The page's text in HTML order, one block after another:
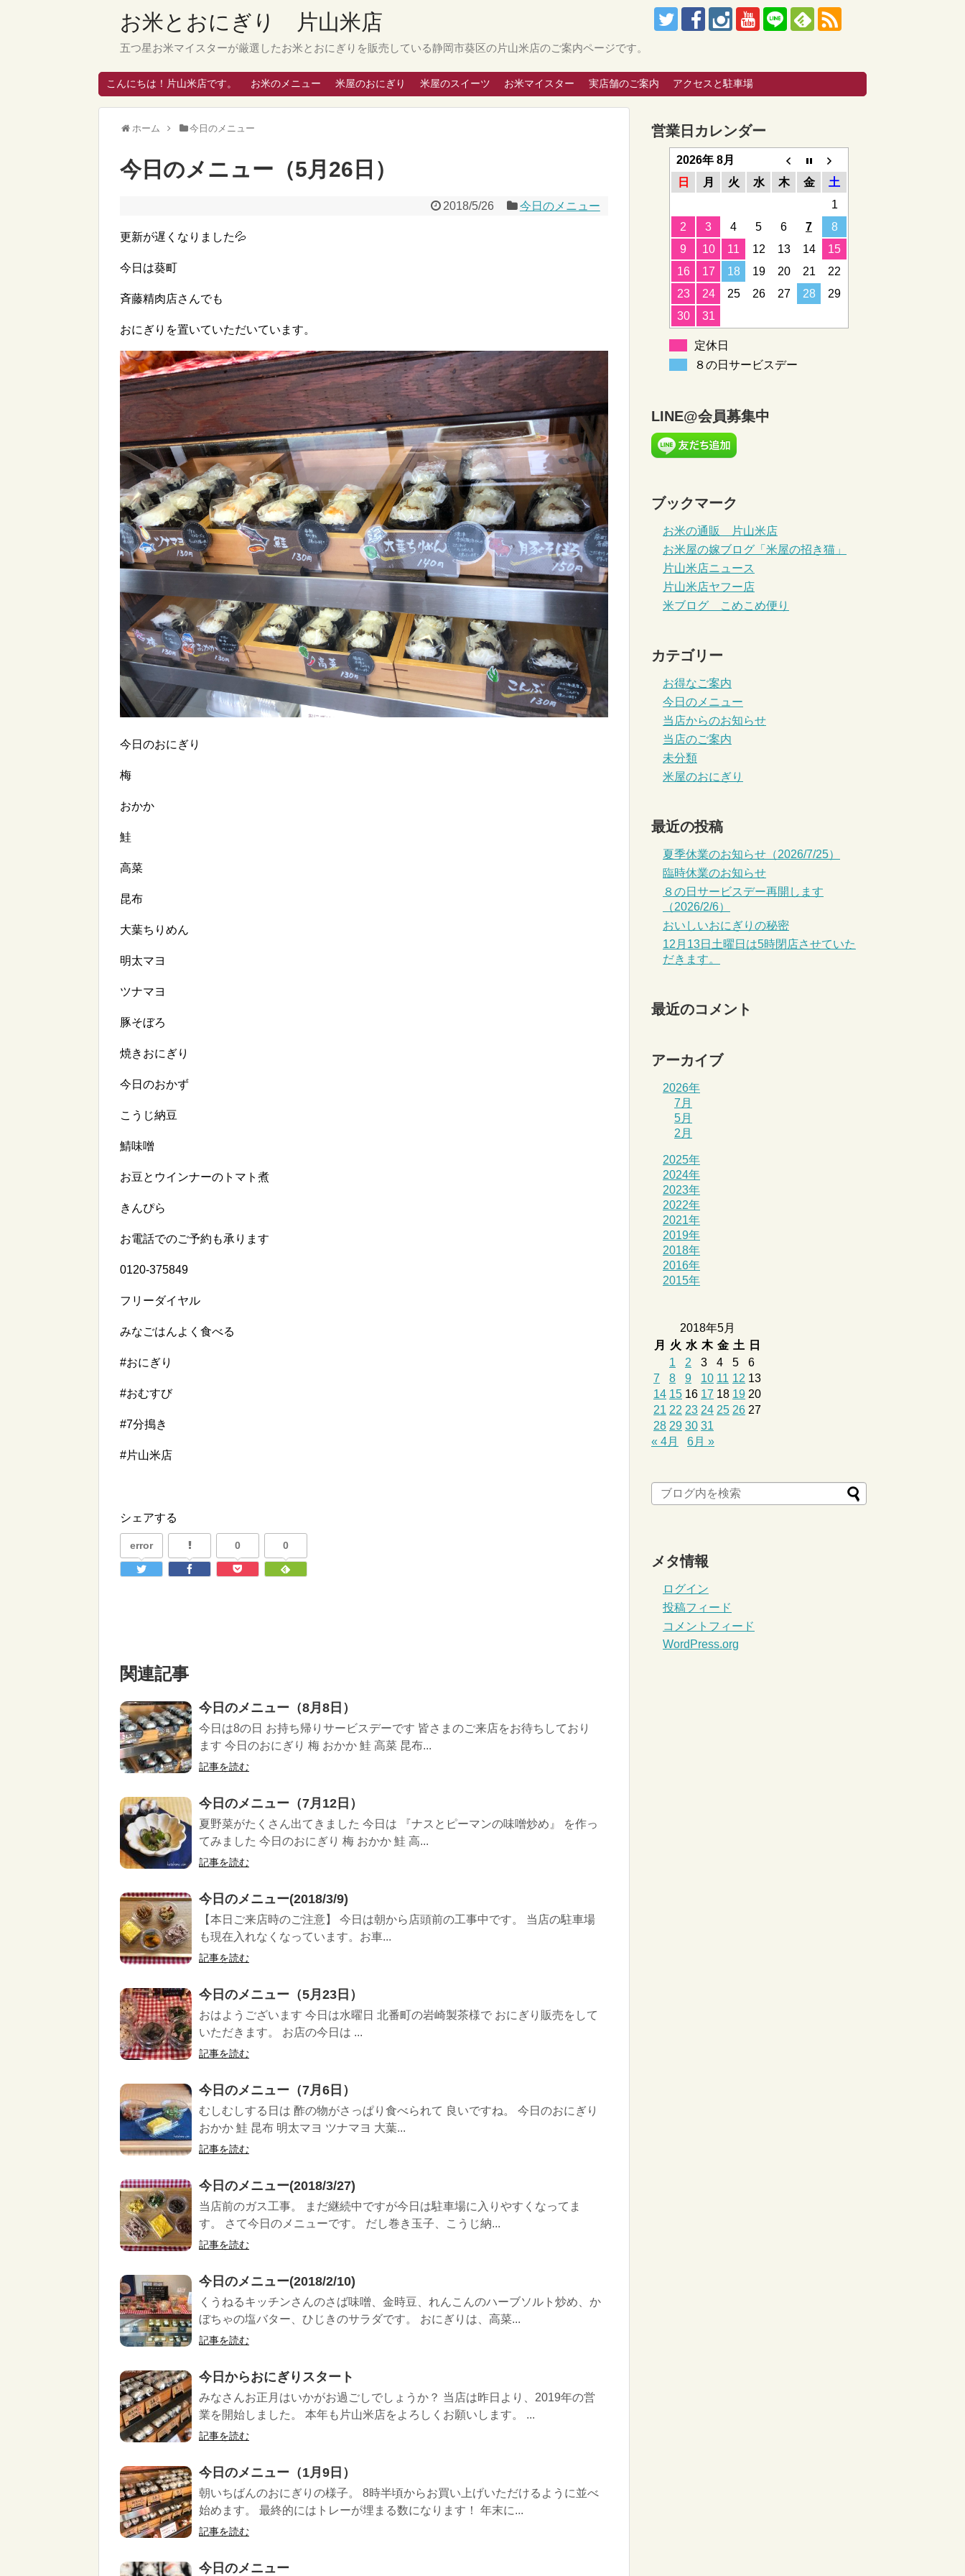
お米とおにぎり 片山米店
五つ星お米マイスターが厳選したお米とおにぎりを販売している静岡市葵区の片山米店のご案内ページです。
こんにちは！片山米店です。 お米のメニュー 米屋のおにぎり 米屋のスイーツ お米マイスター 実店舗のご案内 アクセスと駐車場
ホーム 今日のメニュー
今日のメニュー（5月26日）
2018/5/26 今日のメニュー
更新が遅くなりました💦
今日は葵町
斉藤精肉店さんでも
おにぎりを置いていただいています。
今日のおにぎり
梅
おかか
鮭
高菜
昆布
大葉ちりめん
明太マヨ
ツナマヨ
豚そぼろ
焼きおにぎり
今日のおかず
こうじ納豆
鯖味噌
お豆とウインナーのトマト煮
きんぴら
お電話でのご予約も承ります
0120-375849
フリーダイヤル
みなごはんよく食べる
#おにぎり
#おむすび
#7分搗き
#片山米店
シェアする
error 0 0
関連記事
今日のメニュー（8月8日）
今日は8の日 お持ち帰りサービスデーです 皆さまのご来店をお待ちしており
ます 今日のおにぎり 梅 おかか 鮭 高菜 昆布...
記事を読む
今日のメニュー（7月12日）
夏野菜がたくさん出てきました 今日は 『ナスとピーマンの味噌炒め』 を作っ
てみました 今日のおにぎり 梅 おかか 鮭 高...
記事を読む
今日のメニュー(2018/3/9)
【本日ご来店時のご注意】 今日は朝から店頭前の工事中です。 当店の駐車場
も現在入れなくなっています。お車...
記事を読む
今日のメニュー（5月23日）
おはようございます 今日は水曜日 北番町の岩崎製茶様で おにぎり販売をして
いただきます。 お店の今日は ...
記事を読む
今日のメニュー（7月6日）
むしむしする日は 酢の物がさっぱり食べられて 良いですね。 今日のおにぎり
おかか 鮭 昆布 明太マヨ ツナマヨ 大葉...
記事を読む
今日のメニュー(2018/3/27)
当店前のガス工事。 まだ継続中ですが今日は駐車場に入りやすくなってま
す。 さて今日のメニューです。 だし巻き玉子、こうじ納...
記事を読む
今日のメニュー(2018/2/10)
くうねるキッチンさんのさば味噌、金時豆、れんこんのハーブソルト炒め、か
ぼちゃの塩バター、ひじきのサラダです。 おにぎりは、高菜...
記事を読む
今日からおにぎりスタート
みなさんお正月はいかがお過ごしでしょうか？ 当店は昨日より、2019年の営
業を開始しました。 本年も片山米店をよろしくお願いします。 ...
記事を読む
今日のメニュー（1月9日）
朝いちばんのおにぎりの様子。 8時半頃からお買い上げいただけるように並べ
始めます。 最終的にはトレーが埋まる数になります！ 年末に...
記事を読む
今日のメニュー
営業日カレンダー
2026年 8月
日
月 火 水 木 金
土
1
2
3 4 5 6 7
8
9
10 11 12 13 14
15
16
17 18 19 20 21
22
23
24 25 26 27 28
29
30
31
定休日
８の日サービスデー
LINE@会員募集中
ブックマーク
お米の通販 片山米店
お米屋の嫁ブログ「米屋の招き猫」
片山米店ニュース
片山米店ヤフー店
米ブログ こめこめ便り
カテゴリー
お得なご案内
今日のメニュー
当店からのお知らせ
当店のご案内
未分類
米屋のおにぎり
最近の投稿
夏季休業のお知らせ（2026/7/25）
臨時休業のお知らせ
８の日サービスデー再開します
（2026/2/6）
おいしいおにぎりの秘密
12月13日土曜日は5時閉店させていた
だきます。
最近のコメント
アーカイブ
2026年
7月
5月
2月
2025年
2024年
2023年
2022年
2021年
2019年
2018年
2016年
2015年
2018年5月
月
火 水 木 金 土
日
1
2 3 4 5
6
7
8 9 10 11 12 13
14 15 16 17 18 19 20
21 22 23 24 25 26 27
28 29 30 31
« 4月
6月 »
メタ情報
ログイン
投稿フィード
コメントフィード
WordPress.org